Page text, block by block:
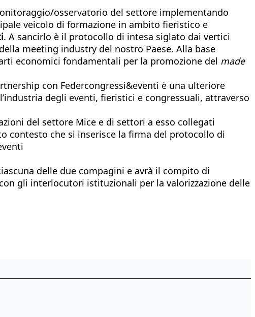
osservatorio del settore implementando
veicolo di formazione in ambito fieristico e
. A sancirlo è il protocollo di intesa siglato dai vertici
meeting industry del nostro Paese. Alla base
economici fondamentali per la promozione del made
con Federcongressi&eventi è una ulteriore
degli eventi, fieristici e congressuali, attraverso
del settore Mice e di settori a esso collegati
contesto che si inserisce la firma del protocollo di
delle due compagini e avrà il compito di
gli interlocutori istituzionali per la valorizzazione delle